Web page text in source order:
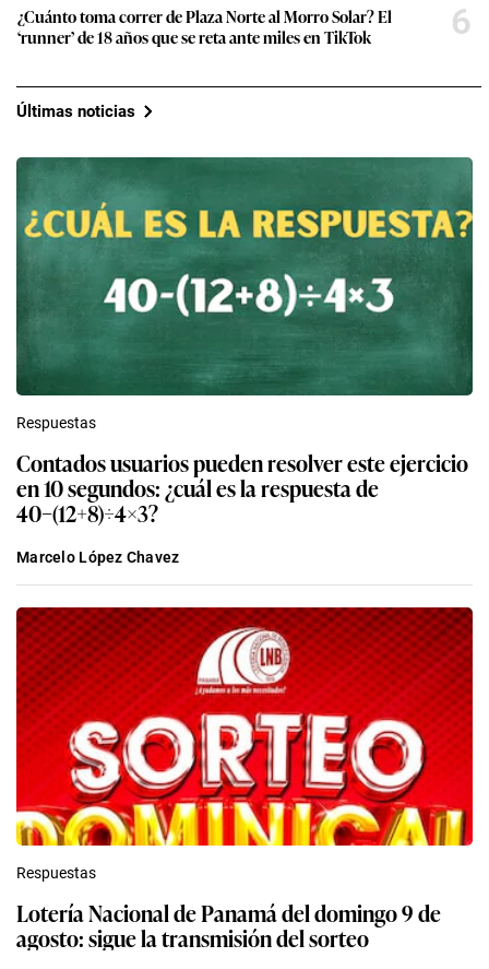
¿Cuánto toma correr de Plaza Norte al Morro Solar? El
‘runner’ de 18 años que se reta ante miles en TikTok
6
Últimas noticias
Respuestas
Contados usuarios pueden resolver este ejercicio
en 10 segundos: ¿cuál es la respuesta de
40−(12+8)÷4×3?
Marcelo López Chavez
Respuestas
Lotería Nacional de Panamá del domingo 9 de
agosto: sigue la transmisión del sorteo